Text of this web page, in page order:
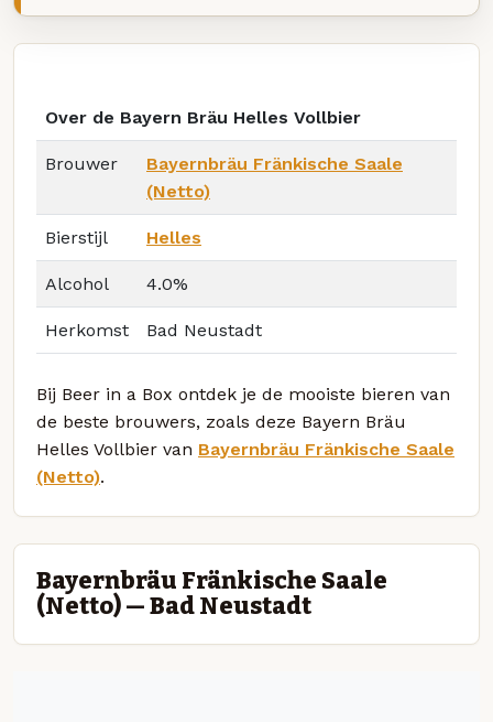
Over de Bayern Bräu Helles Vollbier
Brouwer
Bayernbräu Fränkische Saale
(Netto)
Bierstijl Helles
Alcohol 4.0%
Herkomst Bad Neustadt
Bij Beer in a Box ontdek je de mooiste bieren van
de beste brouwers, zoals deze Bayern Bräu
Helles Vollbier van Bayernbräu Fränkische Saale
(Netto).
Bayernbräu Fränkische Saale
(Netto) — Bad Neustadt